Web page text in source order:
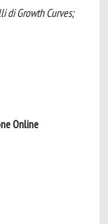
di Growth Curves;
Online